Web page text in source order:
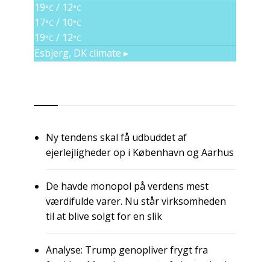
19°C / 12°C
17°C / 10°C
19°C / 12°C
Esbjerg, DKclimate ▸
Ny tendens skal få udbuddet af
ejerlejligheder op i København og Aarhus
De havde monopol på verdens mest
værdifulde varer. Nu står virksomheden
til at blive solgt for en slik
Analyse: Trump genopliver frygt fra